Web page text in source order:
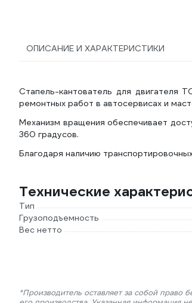
ОПИСАНИЕ И ХАРАКТЕРИСТИКИ
Стапель-кантователь для двигателя
ремонтных работ в автосервисах и
Механизм вращения обеспечивает
360 градусов.
Благодаря наличию
Технические
Тип
Грузоподъемность
Вес нетто
*Производитель оставляет за собой право